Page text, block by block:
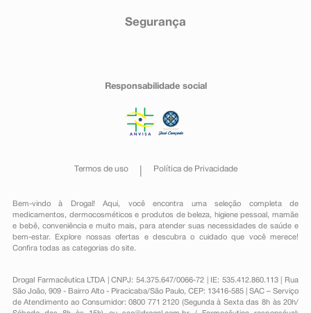
Segurança
Responsabilidade social
Termos de uso Política de Privacidade
Bem-vindo à Drogal! Aqui, você encontra uma seleção completa de
medicamentos , dermocosméticos e produtos de beleza, higiene pessoal ,mamãe
e bebê, conveniênciae muito mais, para atender suas necessidades de saúde e
bem-estar. Explore nossas ofertas e descubra o cuidado que você merece!
Confira todas as categorias do site.
Drogal Farmacêutica LTDA | CNPJ: 54.375.647/0066-72 | IE: 535.412.860.113 | Rua
São João, 909 - Bairro Alto - Piracicaba/São Paulo, CEP: 13416-585 | SAC – Serviço
de Atendimento ao Consumidor: 0800 771 2120 (Segunda à Sexta das 8h às 20h/